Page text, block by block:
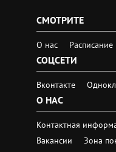
СМОТРИТЕ
О нас Расписание
СОЦСЕТИ
Вконтакте
О НАС
Контактная
Вакансии
Зона